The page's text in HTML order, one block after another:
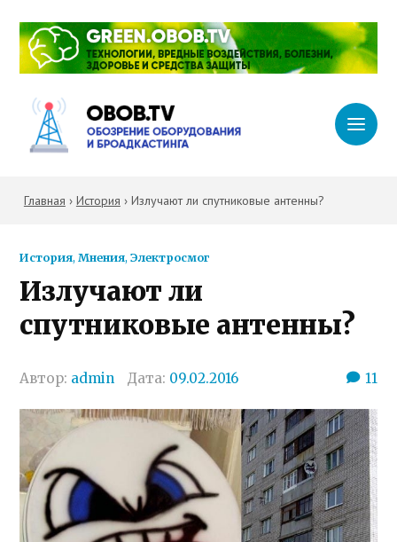
Главная › История › Излучают ли спутниковые антенны?
История,Мнения,Электросмог
Излучают ли
спутниковые антенны?
Автор: admin Дата: 09.02.2016 11